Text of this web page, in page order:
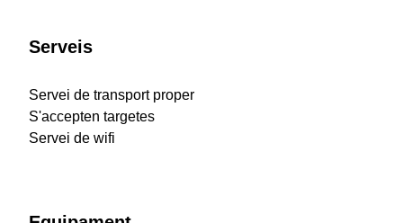
Serveis
Servei de transport proper
S'accepten targetes
Servei de wifi